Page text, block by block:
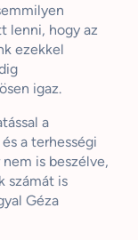
lenni, hogy az
ezekkel
igaz.
a
a terhességi
is beszélve,
számát is
Géza